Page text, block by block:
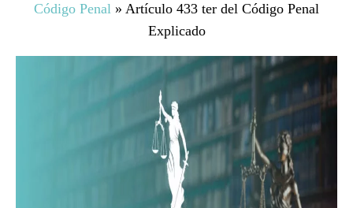
Código Penal » Artículo 433 ter del Código Penal
Explicado